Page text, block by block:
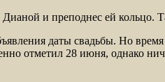
и преподнес ей кольцо.
даты свадьбы. Но
отметил 28 июня, однако